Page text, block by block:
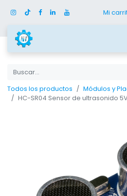
Mi
Todos los productos
Módulos y
HC-SR04 Sensor de ultrasonido